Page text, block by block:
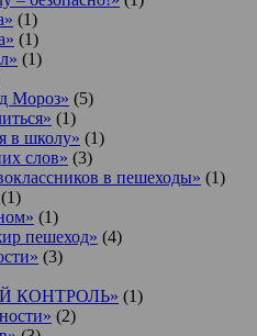
(1)
(1)
(1)
Мороз» (5)
(1)
в школу» (1)
слов» (3)
в пешеходы» (1)
(1)
(1)
пешеход» (4)
(3)
КОНТРОЛЬ» (1)
(2)